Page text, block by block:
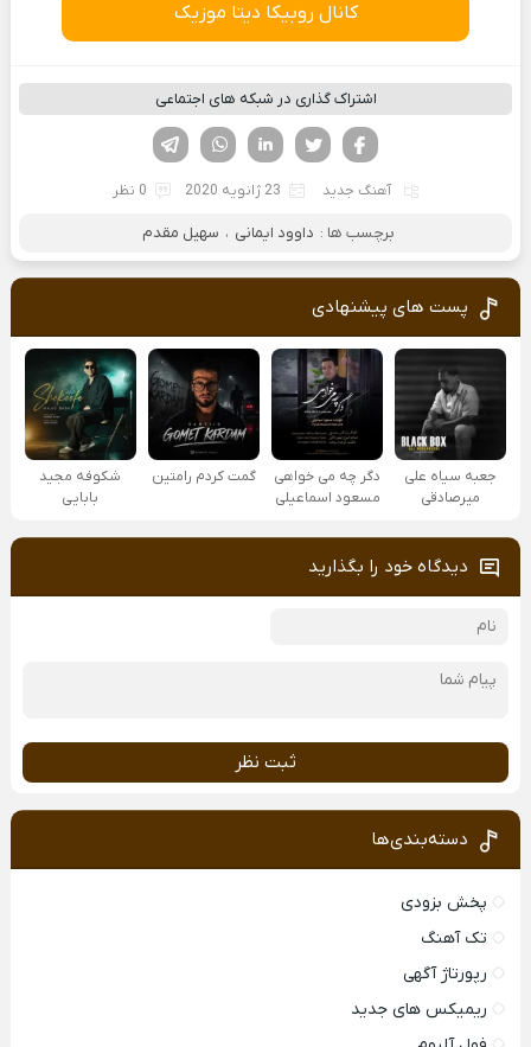
کانال روبیکا دیتا موزیک
اشتراک گذاری در شبکه های اجتماعی
لینکدین تویتر
فیسوک
آهنگ جدید 23 ژانویه 2020 0 نظر
برچسب ها : داوود ایمانی ، سهیل مقدم
پست های پیشنهادی
جعبه سیاه علی
میرصادقی
دگر چه می خواهی
مسعود اسماعیلی
گمت کردم رامتین
شکوفه مجید
بابایی
دیدگاه خود را بگذارید
ثبت نظر
دسته‌بندی‌ها
پخش بزودی
تک آهنگ
رپورتاژ آگهی
ریمیکس های جدید